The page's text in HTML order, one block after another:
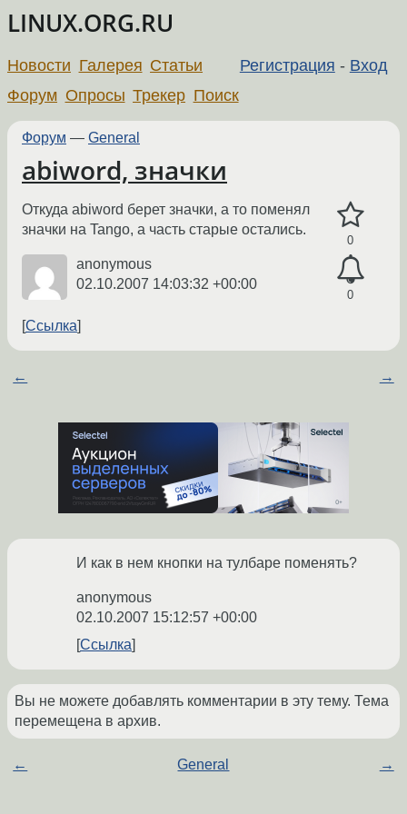
LINUX.ORG.RU
Регистрация - Вход
Новости Галерея Статьи
Форум Опросы Трекер Поиск
Форум — General
abiword, значки
0
0
Откуда abiword берет значки, а то поменял
значки на Tango, а часть старые остались.
anonymous
02.10.2007 14:03:32 +00:00
Ссылка
← →
И как в нем кнопки на тулбаре поменять?
anonymous
02.10.2007 15:12:57 +00:00
Ссылка
Вы не можете добавлять комментарии в эту тему. Тема
перемещена в архив.
← General →